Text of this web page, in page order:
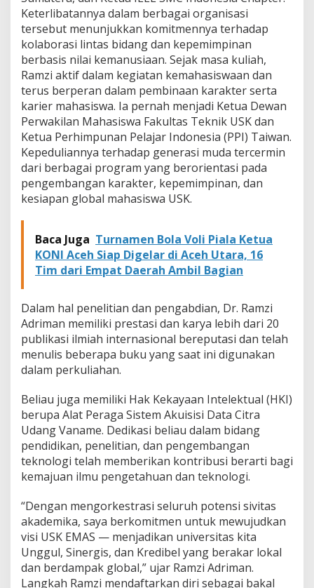
Keterlibatannya dalam berbagai organisasi
tersebut menunjukkan komitmennya terhadap
kolaborasi lintas bidang dan kepemimpinan
berbasis nilai kemanusiaan. Sejak masa kuliah,
Ramzi aktif dalam kegiatan kemahasiswaan dan
terus berperan dalam pembinaan karakter serta
karier mahasiswa. Ia pernah menjadi Ketua Dewan
Perwakilan Mahasiswa Fakultas Teknik USK dan
Ketua Perhimpunan Pelajar Indonesia (PPI) Taiwan.
Kepeduliannya terhadap generasi muda tercermin
dari berbagai program yang berorientasi pada
pengembangan karakter, kepemimpinan, dan
kesiapan global mahasiswa USK.
Baca Juga Turnamen Bola Voli Piala Ketua
KONI Aceh Siap Digelar di Aceh Utara, 16
Tim dari Empat Daerah Ambil Bagian
Dalam hal penelitian dan pengabdian, Dr. Ramzi
Adriman memiliki prestasi dan karya lebih dari 20
publikasi ilmiah internasional bereputasi dan telah
menulis beberapa buku yang saat ini digunakan
dalam perkuliahan.
Beliau juga memiliki Hak Kekayaan Intelektual (HKI)
berupa Alat Peraga Sistem Akuisisi Data Citra
Udang Vaname. Dedikasi beliau dalam bidang
pendidikan, penelitian, dan pengembangan
teknologi telah memberikan kontribusi berarti bagi
kemajuan ilmu pengetahuan dan teknologi.
“Dengan mengorkestrasi seluruh potensi sivitas
akademika, saya berkomitmen untuk mewujudkan
visi USK EMAS — menjadikan universitas kita
Unggul, Sinergis, dan Kredibel yang berakar lokal
dan berdampak global,” ujar Ramzi Adriman.
Langkah Ramzi mendaftarkan diri sebagai bakal